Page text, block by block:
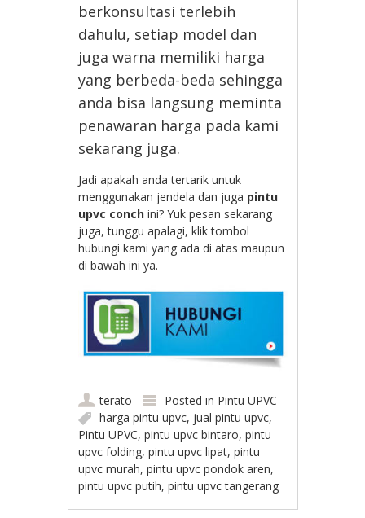
berkonsultasi terlebih
dahulu, setiap model dan
juga warna memiliki harga
yang berbeda-beda sehingga
anda bisa langsung meminta
penawaran harga pada kami
sekarang juga.
Jadi apakah anda tertarik untuk
menggunakan jendela dan juga pintu
upvc conchini? Yuk pesan sekarang
juga, tunggu apalagi, klik tombol
hubungi kami yang ada di atas maupun
di bawah ini ya.
terato Posted in Pintu UPVC
harga pintu upvc, jual pintu upvc,
Pintu UPVC,pintu upvc bintaro,pintu
upvc folding,pintu upvc lipat,pintu
upvc murah,pintu upvc pondok aren,
pintu upvc putih,pintu upvc tangerang